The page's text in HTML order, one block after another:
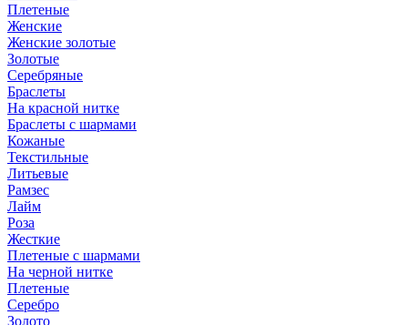
Плетеные
Женские
Женские золотые
Золотые
Серебряные
Браслеты
На красной нитке
Браслеты с шармами
Кожаные
Текстильные
Литьевые
Рамзес
Лайм
Роза
Жесткие
Плетеные с шармами
На черной нитке
Плетеные
Серебро
Золото